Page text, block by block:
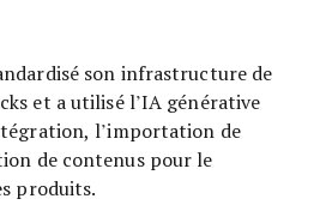
son infrastructure de
et a utilisé l’IA générative
l’importation de
de contenus pour le
produits.